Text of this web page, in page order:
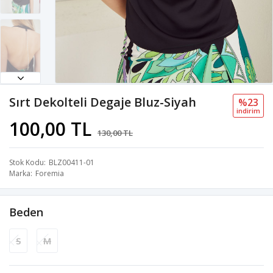
Sırt Dekolteli Degaje Bluz-Siyah
100,00 TL 130,00 TL
%23
i̇ndi̇ri̇m
Stok Kodu BLZ00411-01
Marka Foremia
Beden
S M